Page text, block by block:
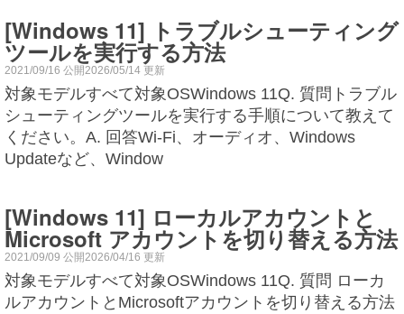
[Windows 11] トラブルシューティング
ツールを実行する方法
2021/09/16 公開2026/05/14 更新
対象モデルすべて対象OSWindows 11Q. 質問トラブル
シューティングツールを実行する手順について教えて
ください。A. 回答Wi-Fi、オーディオ、Windows
Updateなど、Window
[Windows 11] ローカルアカウントと
Microsoft アカウントを切り替える方法
2021/09/09 公開2026/04/16 更新
対象モデルすべて対象OSWindows 11Q. 質問 ローカ
ルアカウントとMicrosoftアカウントを切り替える方法